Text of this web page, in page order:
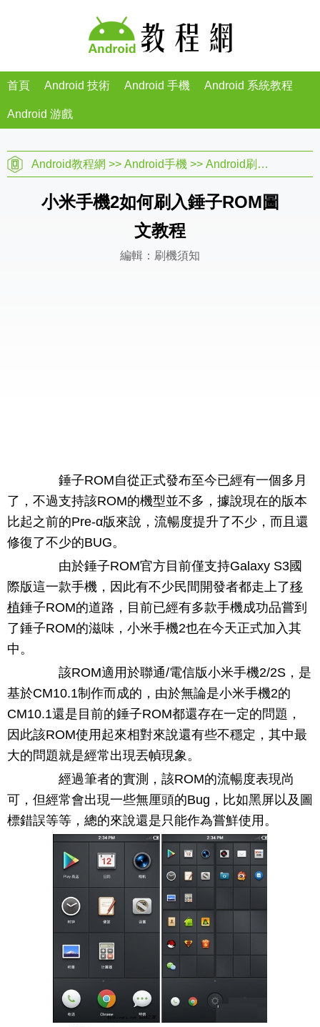
首頁 Android 技術 Android 手機 Android 系統教程
Android 游戲
Android教程網 >> Android手機 >> Android刷機教程
小米手機2如何刷入錘子ROM圖
文教程
編輯：刷機須知
錘子ROM自從正式發布至今已經有一個多月
了，不過支持該ROM的機型並不多，據說現在的版本
比起之前的Pre-α版來說，流暢度提升了不少，而且還
修復了不少的BUG。
由於錘子ROM官方目前僅支持Galaxy S3國
際版這一款手機，因此有不少民間開發者都走上了移
植錘子ROM的道路，目前已經有多款手機成功品嘗到
了錘子ROM的滋味，小米手機2也在今天正式加入其
中。
該ROM適用於聯通/電信版小米手機2/2S，是
基於CM10.1制作而成的，由於無論是小米手機2的
CM10.1還是目前的錘子ROM都還存在一定的問題，
因此該ROM使用起來相對來說還有些不穩定，其中最
大的問題就是經常出現丟幀現象。
經過筆者的實測，該ROM的流暢度表現尚
可，但經常會出現一些無厘頭的Bug，比如黑屏以及圖
標錯誤等等，總的來說還是只能作為嘗鮮使用。